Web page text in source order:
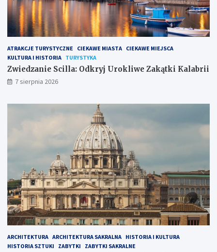
ATRAKCJE TURYSTYCZNE CIEKAWE MIASTA CIEKAWE MIEJSCA
KULTURA I HISTORIA TURYSTYKA
Zwiedzanie Scilla: Odkryj Urokliwe Zakątki Kalabrii
7 sierpnia 2026
ARCHITEKTURA ARCHITEKTURA SAKRALNA HISTORIA I KULTURA
HISTORIA SZTUKI
ZABYTKI ZABYTKI SAKRALNE